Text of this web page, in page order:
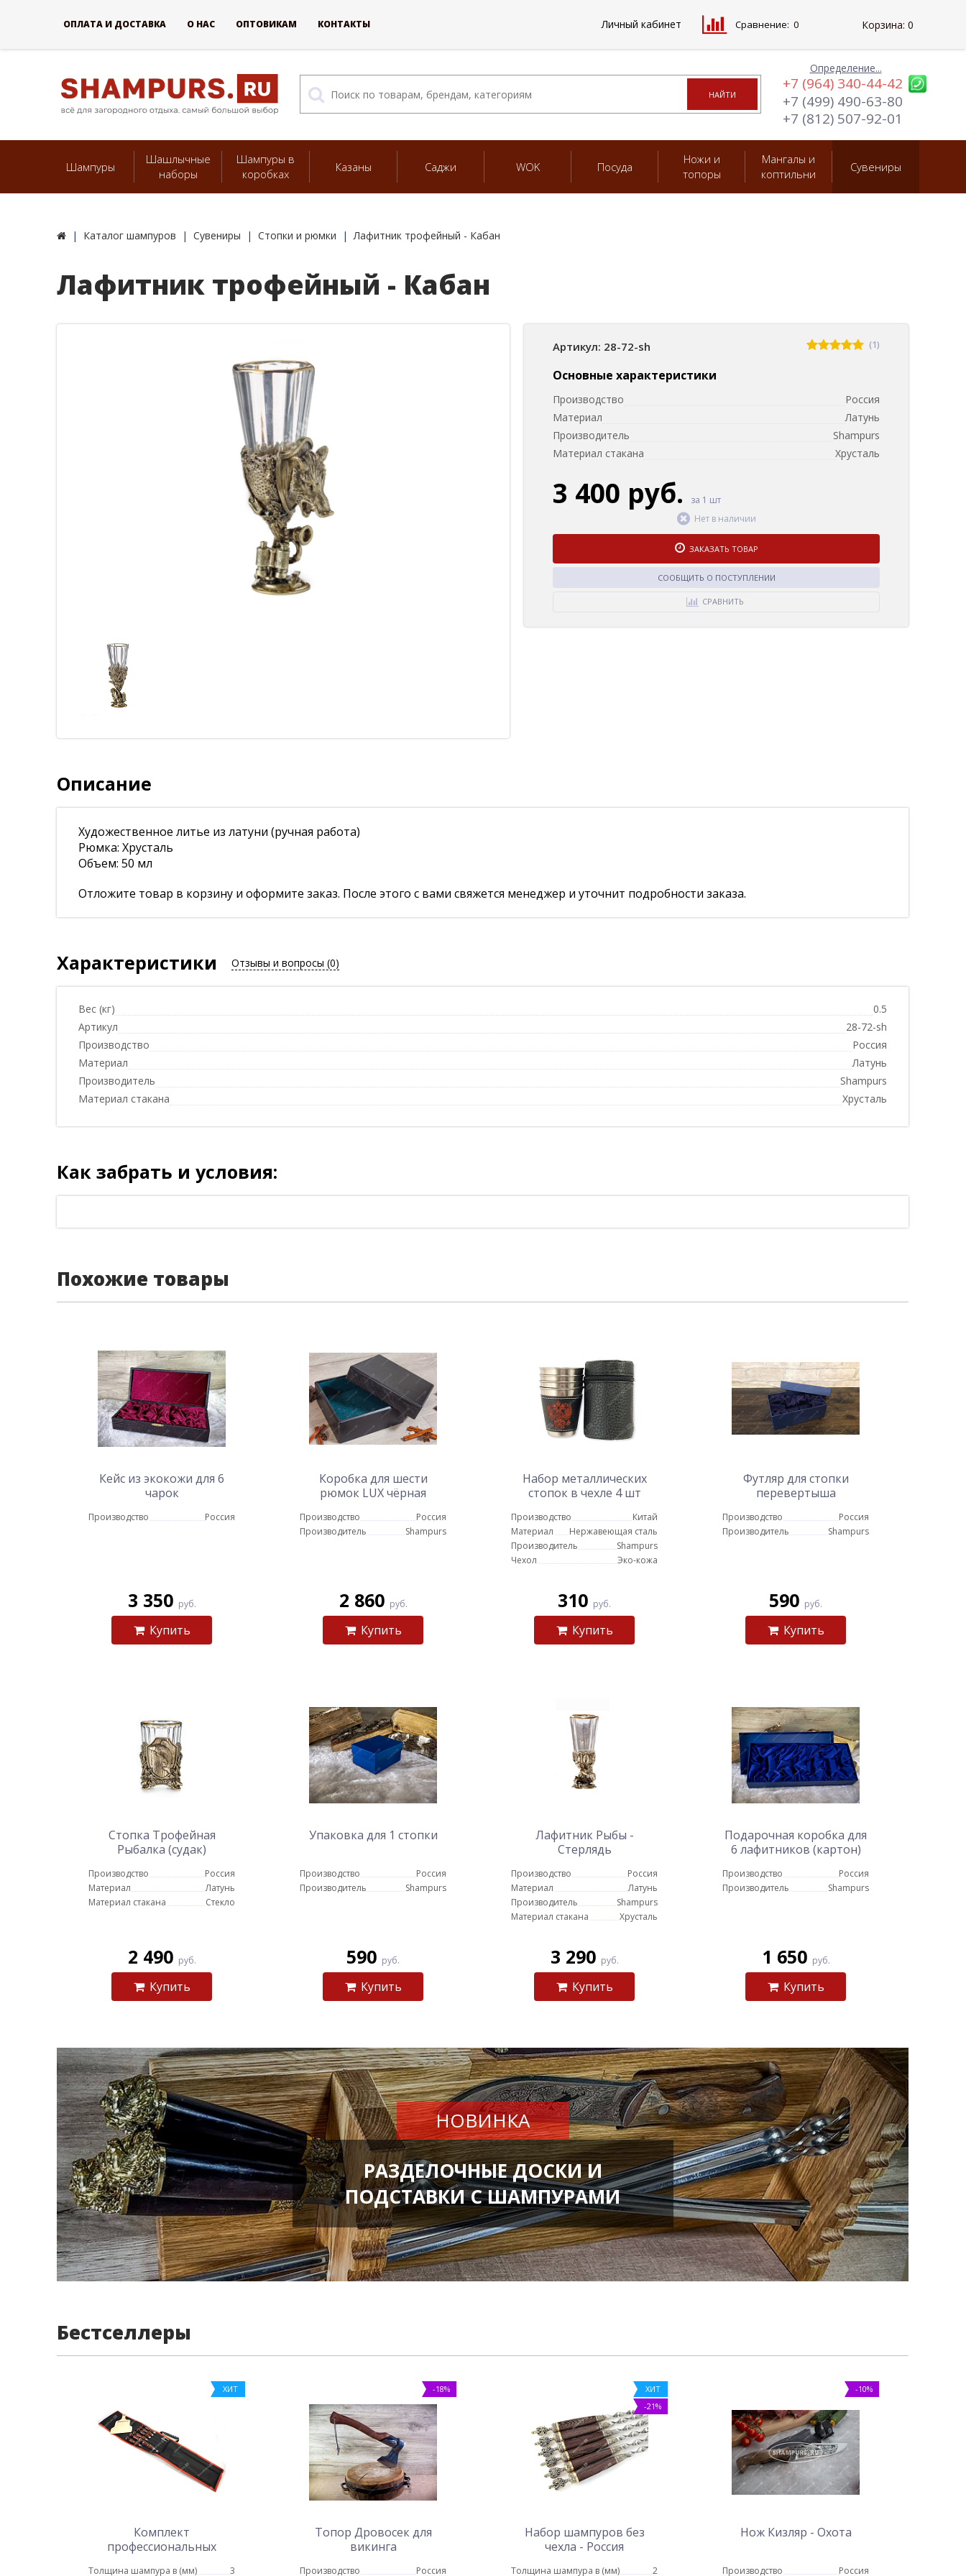
Определение...
+7 (964) 340-44-42
+7 (499) 490-63-80
+7 (812) 507-92-01
Шампуры
Шашлычные
наборы
Шампуры в
коробках
Казаны Саджи WOK Посуда
Ножи и
топоры
Мангалы и
коптильни
Сувениры
Каталог шампуров Сувениры Стопки и рюмки Лафитник трофейный - Кабан
Лафитник трофейный - Кабан
Артикул: 28-72-sh (1)
Основные характеристики
Производство
Россия
Материал
Латунь
Производитель
Shampurs
Материал стакана
Хрусталь
3 400 руб.
за 1 шт
Нет в наличии
ЗАКАЗАТЬ ТОВАР
СООБЩИТЬ О ПОСТУПЛЕНИИ
СРАВНИТЬ
Описание
Художественное литье из латуни (ручная работа)
Рюмка: Хрусталь
Объем: 50 мл
Отложите товар в корзину и оформите заказ. После этого с вами свяжется менеджер и уточнит подробности заказа.
Характеристики Отзывы и вопросы (0)
Вес (кг)
0.5
Артикул
28-72-sh
Производство
Россия
Материал
Латунь
Производитель
Shampurs
Материал стакана
Хрусталь
Как забрать и условия:
Похожие товары
Кейс из экокожи для 6
чарок
Производство Россия
3 350 руб.
Купить
Коробка для шести
рюмок LUX чёрная
Производство
Россия
Производитель
Shampurs
2 860 руб.
Купить
Набор металлических
стопок в чехле 4 шт
Производство
Китай
Материал
Нержавеющая сталь
Производитель
Shampurs
Чехол
Эко-кожа
310 руб.
Купить
Футляр для стопки
перевертыша
Производство
Россия
Производитель
Shampurs
590 руб.
Купить
Стопка Трофейная
Рыбалка (судак)
Производство
Россия
Материал
Латунь
Материал стакана
Стекло
2 490 руб.
Купить
Упаковка для 1 стопки
Производство
Россия
Производитель
Shampurs
590 руб.
Купить
Лафитник Рыбы -
Стерлядь
Производство
Россия
Материал
Латунь
Производитель
Shampurs
Материал стакана
Хрусталь
3 290 руб.
Купить
Подарочная коробка для
6 лафитников (картон)
Производство
Россия
Производитель
Shampurs
1 650 руб.
Купить
НОВИНКА
РАЗДЕЛОЧНЫЕ ДОСКИ И
ПОДСТАВКИ С ШАМПУРАМИ
Бестселлеры
ХИТ
Комплект
профессиональных
Толщина шампура в (мм) 3
-18%
Топор Дровосек для
викинга
Производство Россия
ХИТ
-21%
Набор шампуров без
чехла - Россия
Толщина шампура в (мм) 2
-10%
Нож Кизляр - Охота
Производство Россия
ОПЛАТА И ДОСТАВКА О НАС ОПТОВИКАМ КОНТАКТЫ Личный кабинет Сравнение: 0 Корзина: 0